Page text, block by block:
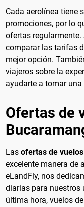
Cada aerolínea tiene
promociones, por lo
ofertas regularmente.
comparar las tarifas
mejor opción.
viajeros sobre la
ayudarte a tomar
Ofertas de
Las ofertas de
excelente manera de
eLandFly, nos
diarias para nuestros
última hora, vuelos